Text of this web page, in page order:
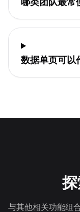
数据单页可以
与其他相关功能组